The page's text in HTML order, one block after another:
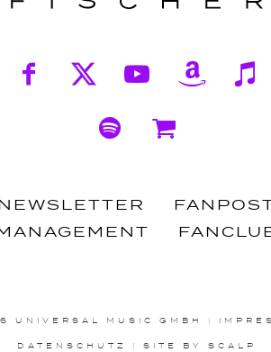
Instagram
Facebook
Spotify
UNIVERSAL MUSIC GMBH |
DATENSCHUTZ | SITE BY SCALP